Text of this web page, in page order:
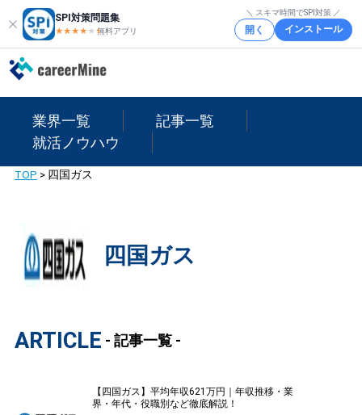
SPI対策問題集
★★★★ ★★
無料アプリ
＼ スキマ時間でSPI対策 ／
開く インストール
業界一覧
記事一覧
就活ノウハウ
TOP > 四国ガス
四国ガス
ARTICLE - 記事一覧 -
【四国ガス】平均年収621万円｜年収推移・業
界・年代・役職別など徹底解説！